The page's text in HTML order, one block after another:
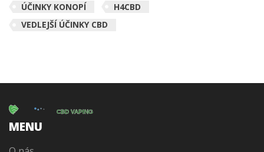
ÚČINKY KONOPÍ
H4CBD
VEDLEJŠÍ ÚČINKY CBD
MENU